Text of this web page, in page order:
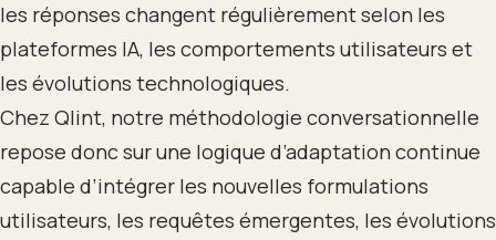
les réponses changent régulièrement selon les
plateformes IA, les comportements utilisateurs et
les évolutions technologiques.
Chez Qlint, notre méthodologie conversationnelle
repose donc sur une logique d’adaptation continue
capable d’intégrer les nouvelles formulations
utilisateurs, les requêtes émergentes, les évolutions